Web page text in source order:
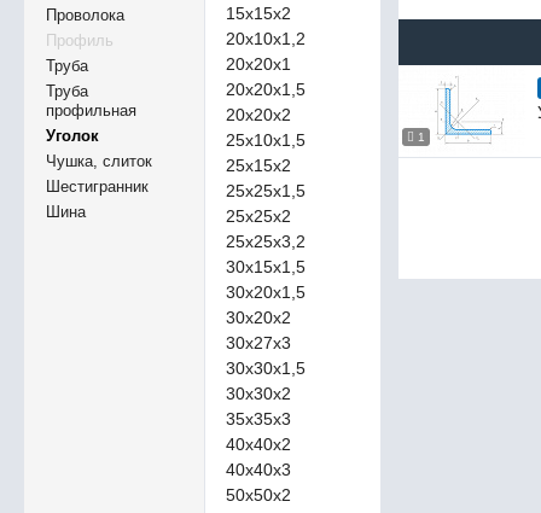
Проволока
Профиль
Труба
Труба
профильная
Уголок
Чушка, слиток
Шестигранник
Шина
15х15х2
20х10х1,2
20х20х1
20х20х1,5
20х20х2
25х10х1,5
25х15х2
25х25х1,5
25х25х2
25х25х3,2
30х15х1,5
30х20х1,5
30х20х2
30х27х3
30х30х1,5
30х30х2
35х35х3
40х40х2
40х40х3
50х50х2
1